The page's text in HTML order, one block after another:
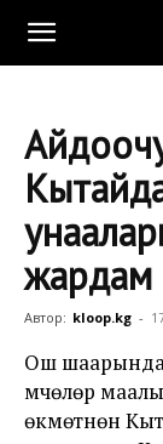
жардам
Автор: kloop.kg -
Ош шаарында
мүчөлөрү
өкмөтүнөн